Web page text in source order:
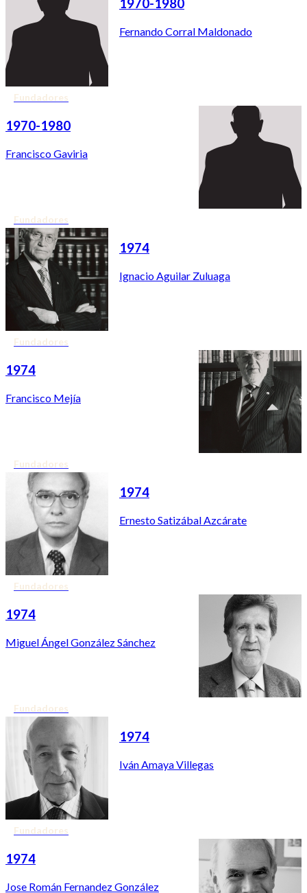
1970-1980
Fernando Corral Maldonado
Fundadores
1970-1980
Francisco Gaviria
Fundadores
1974
Ignacio Aguilar Zuluaga
Fundadores
1974
Francisco Mejía
Fundadores
1974
Ernesto Satizábal Azcárate
Fundadores
1974
Miguel Ángel González Sánchez
Fundadores
1974
Iván Amaya Villegas
Fundadores
1974
Jose Román Fernandez González